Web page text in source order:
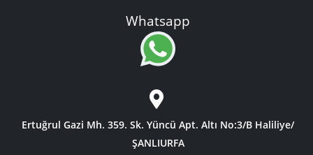
Whatsapp
Ertuğrul Gazi Mh. 359. Sk. Yüncü Apt. Altı No:3/B Haliliye/
ŞANLIURFA